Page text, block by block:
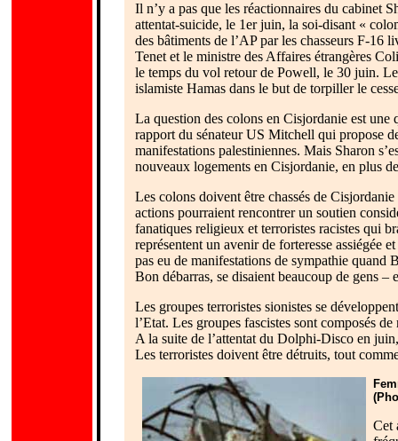
Il n’y a pas que les réactionnaires du cabinet
attentat-suicide, le 1er juin, la soi-disant «
des bâtiments de l’AP par les chasseurs F-
Tenet et le ministre des Affaires étrangères
le temps du vol retour de Powell, le 30 juin.
islamiste Hamas dans le but de torpiller le
La question des colons en Cisjordanie est
rapport du sénateur US Mitchell qui propose
manifestations palestiniennes. Mais Sharon
nouveaux logements en Cisjordanie, en plus
Les colons doivent être chassés de
actions pourraient rencontrer un soutien
fanatiques religieux et terroristes racistes qui
représentent un avenir de forteresse assiégée
pas eu de manifestations de sympathie
Bon débarras, se disaient beaucoup de gens –
Les groupes terroristes sionistes se
l’Etat. Les groupes fascistes sont composés
A la suite de l’attentat du Dolphi-Disco en
Les terroristes doivent être détruits, tout
Cet